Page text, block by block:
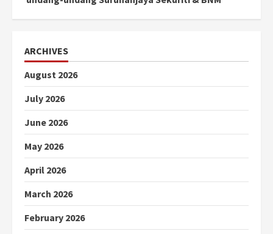
ARCHIVES
August 2026
July 2026
June 2026
May 2026
April 2026
March 2026
February 2026